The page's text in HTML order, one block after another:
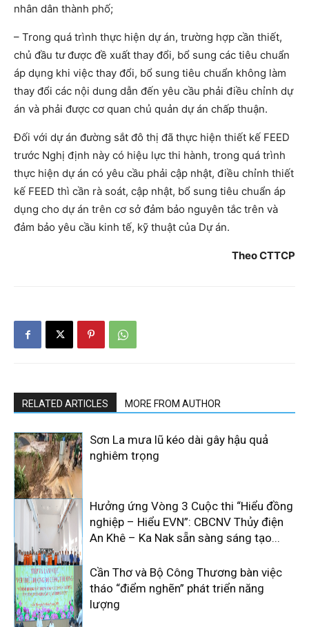
nhân dân thành phố;
– Trong quá trình thực hiện dự án, trường hợp cần thiết,
chủ đầu tư được đề xuất thay đổi, bổ sung các tiêu chuẩn
áp dụng khi việc thay đổi, bổ sung tiêu chuẩn không làm
thay đổi các nội dung dẫn đến yêu cầu phải điều chỉnh dự
án và phải được cơ quan chủ quản dự án chấp thuận.
Đối với dự án đường sắt đô thị đã thực hiện thiết kế FEED
trước Nghị định này có hiệu lực thi hành, trong quá trình
thực hiện dự án có yêu cầu phải cập nhật, điều chỉnh thiết
kế FEED thì cần rà soát, cập nhật, bổ sung tiêu chuẩn áp
dụng cho dự án trên cơ sở đảm bảo nguyên tắc trên và
đảm bảo yêu cầu kinh tế, kỹ thuật của Dự án.
Theo CTTCP
RELATED ARTICLES MORE FROM AUTHOR
Sơn La mưa lũ kéo dài gây hậu quả
nghiêm trọng
Hưởng ứng Vòng 3 Cuộc thi “Hiểu đồng
nghiệp – Hiểu EVN”: CBCNV Thủy điện
An Khê – Ka Nak sẵn sàng sáng tạo...
Cần Thơ và Bộ Công Thương bàn việc
tháo “điểm nghẽn” phát triển năng
lượng